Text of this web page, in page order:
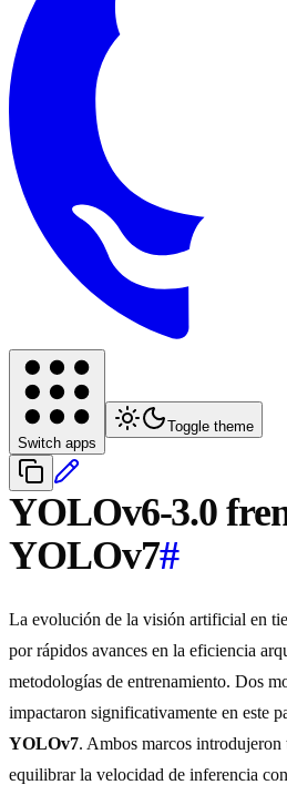
Switch apps
Toggle theme
YOLOv6-3.0
YOLOv7#
La evolución de la visión artificial en
por rápidos avances en la eficiencia
metodologías de entrenamiento. Dos
impactaron significativamente en este
YOLOv7. Ambos marcos introdujeron
equilibrar la velocidad de inferencia